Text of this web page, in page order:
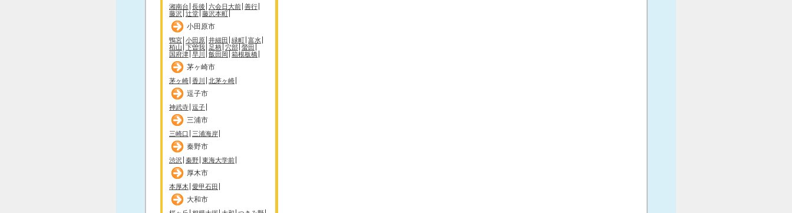
湘南台 長後 六会日大前 善行
藤沢 辻堂 藤沢本町
小田原市
鴨宮 小田原 井細田 緑町 富水
栢山 下曽我 足柄 穴部 螢田
国府津 早川 飯田岡 箱根板橋
茅ヶ崎市
茅ヶ崎 香川 北茅ヶ崎
逗子市
神武寺 逗子
三浦市
三崎口 三浦海岸
秦野市
渋沢 秦野 東海大学前
厚木市
本厚木 愛甲石田
大和市